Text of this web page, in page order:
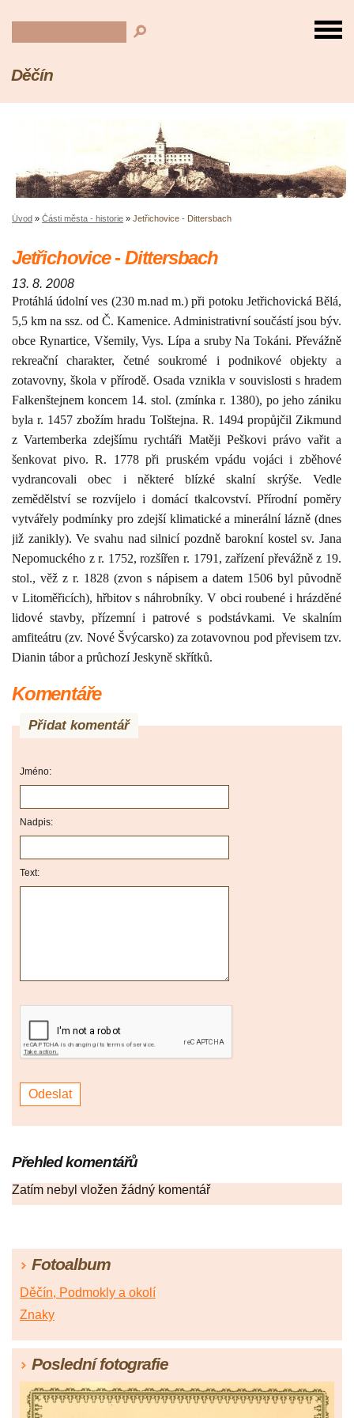
Děčín
Úvod » Části města - historie » Jetřichovice - Dittersbach
Jetřichovice - Dittersbach
13. 8. 2008
Protáhlá údolní ves (230 m.nad m.) při potoku Jetřichovická Bělá,
5,5 km na ssz. od Č. Kamenice. Administrativní součástí jsou býv.
obce Rynartice, Všemily, Vys. Lípa a sruby Na Tokáni. Převážně
rekreační charakter, četné soukromé i podnikové objekty a
zotavovny, škola v přírodě. Osada vznikla v souvislosti s hradem
Falkenštejnem koncem 14. stol. (zmínka r. 1380), po jeho zániku
byla r. 1457 zbožím hradu Tolštejna. R. 1494 propůjčil Zikmund
z Vartemberka zdejšímu rychtáři Matěji Peškovi právo vařit a
šenkovat pivo. R. 1778 při pruském vpádu vojáci i zběhové
vydrancovali obec i některé blízké skalní skrýše. Vedle
zemědělství se rozvíjelo i domácí tkalcovství. Přírodní poměry
vytvářely podmínky pro zdejší klimatické a minerální lázně (dnes
již zanikly). Ve svahu nad silnicí pozdně barokní kostel sv. Jana
Nepomuckého z r. 1752, rozšířen r. 1791, zařízení převážně z 19.
stol., věž z r. 1828 (zvon s nápisem a datem 1506 byl původně
v Litoměřicích), hřbitov s náhrobníky. V obci roubené i hrázděné
lidové stavby, přízemní i patrové s podstávkami. Ve skalním
amfiteátru (zv. Nové Švýcarsko) za zotavovnou pod převisem tzv.
Dianin tábor a průchozí Jeskyně skřítků.
Komentáře
Přidat komentář
Jméno:
Nadpis:
Text:
Přehled komentářů
Zatím nebyl vložen žádný komentář
Fotoalbum
Děčín, Podmokly a okolí
Znaky
Poslední fotografie